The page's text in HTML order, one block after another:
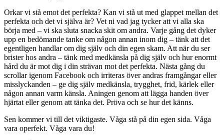
Orkar vi stå emot det perfekta? Kan vi stå ut med glappet mellan det
perfekta och det vi själva är? Vet ni vad jag tycker att vi alla ska
börja med – vi ska sluta snacka skit om andra. Varje gång det dyker
upp en bedömande tanke om någon annan inom dig – tänk att det
egentligen handlar om dig själv och din egen skam. Att när du ser
brister hos andra – tänk med medkänsla på dig själv och hur enormt
hård du är mot dig i din strävan mot det perfekta. Nästa gång du
scrollar igenom Facebook och irriteras över andras framgångar eller
misslyckanden – ge dig själv medkänsla, trygghet, frid, kärlek eller
någon annan varm känsla. Aningen genom att lägga handen över
hjärtat eller genom att tänka det. Pröva och se hur det känns.
Sen kommer vi till det viktigaste. Våga stå på din egen sida. Våga
vara operfekt. Våga vara du!